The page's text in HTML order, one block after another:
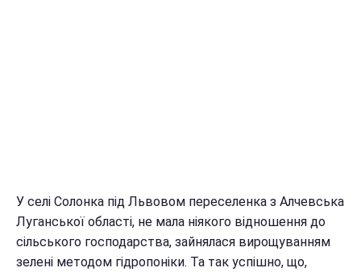
У селі Солонка під Львовом переселенка з Алчевська
Луганської області, не мала ніякого відношення до
сільського господарства, зайнялася вирощуванням
зелені методом гідропоніки. Та так успішно, що,